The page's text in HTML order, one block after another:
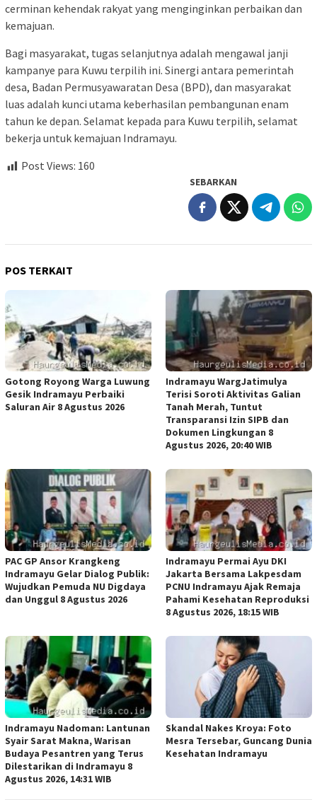
cerminan kehendak rakyat yang menginginkan perbaikan dan
kemajuan.
Bagi masyarakat, tugas selanjutnya adalah mengawal janji
kampanye para Kuwu terpilih ini. Sinergi antara pemerintah
desa, Badan Permusyawaratan Desa (BPD), dan masyarakat
luas adalah kunci utama keberhasilan pembangunan enam
tahun ke depan. Selamat kepada para Kuwu terpilih, selamat
bekerja untuk kemajuan Indramayu.
Post Views: 160
SEBARKAN
POS TERKAIT
Gotong Royong Warga Luwung
Gesik Indramayu Perbaiki
Saluran Air 8 Agustus 2026
Indramayu WargJatimulya
Terisi Soroti Aktivitas Galian
Tanah Merah, Tuntut
Transparansi Izin SIPB dan
Dokumen Lingkungan 8
Agustus 2026, 20:40 WIB
PAC GP Ansor Krangkeng
Indramayu Gelar Dialog Publik:
Wujudkan Pemuda NU Digdaya
dan Unggul 8 Agustus 2026
Indramayu Permai Ayu DKI
Jakarta Bersama Lakpesdam
PCNU Indramayu Ajak Remaja
Pahami Kesehatan Reproduksi
8 Agustus 2026, 18:15 WIB
Indramayu Nadoman: Lantunan
Syair Sarat Makna, Warisan
Budaya Pesantren yang Terus
Dilestarikan di Indramayu 8
Agustus 2026, 14:31 WIB
Skandal Nakes Kroya: Foto
Mesra Tersebar, Guncang Dunia
Kesehatan Indramayu